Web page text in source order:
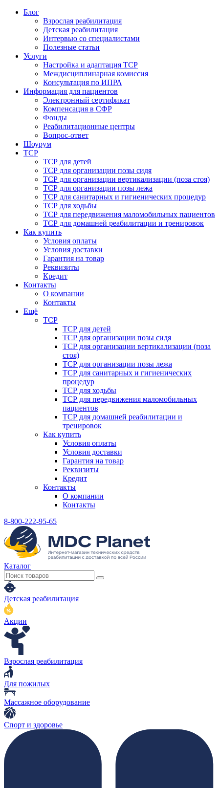
Блог
Взрослая реабилитация
Детская реабилитация
Интервью со специалистами
Полезные статьи
Услуги
Настройка и адаптация ТСР
Междисциплинарная комиссия
Консультация по ИПРА
Информация для пациентов
Электронный сертификат
Компенсация в СФР
Фонды
Реабилитационные центры
Вопрос-ответ
Шоурум
ТСР
ТСР для детей
ТСР для организации позы сидя
ТСР для организации вертикализации (поза стоя)
ТСР для организации позы лежа
ТСР для санитарных и гигиенических процедур
ТСР для ходьбы
ТСР для передвижения маломобильных пациентов
ТСР для домашней реабилитации и тренировок
Как купить
Условия оплаты
Условия доставки
Гарантия на товар
Реквизиты
Кредит
Контакты
О компании
Контакты
Ещё
ТСР
ТСР для детей
ТСР для организации позы сидя
ТСР для организации вертикализации (поза
стоя)
ТСР для организации позы лежа
ТСР для санитарных и гигиенических
процедур
ТСР для ходьбы
ТСР для передвижения маломобильных
пациентов
ТСР для домашней реабилитации и
тренировок
Как купить
Условия оплаты
Условия доставки
Гарантия на товар
Реквизиты
Кредит
Контакты
О компании
Контакты
8-800-222-95-65
Каталог
Детская реабилитация
Акции
Взрослая реабилитация
Для пожилых
Массажное оборудование
Спорт и здоровье